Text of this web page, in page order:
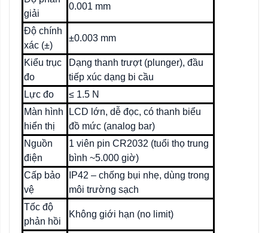
giải
0.001 mm
Độ chính
xác (±)
±0.003 mm
Kiểu trục
đo
Dạng thanh trượt (plunger), đầu
tiếp xúc dạng bi cầu
Lực đo
≤ 1.5 N
Màn hình
hiển thị
LCD lớn, dễ đọc, có thanh biểu
đồ mức (analog bar)
Nguồn
điện
1 viên pin CR2032 (tuổi thọ trung
bình ~5.000 giờ)
Cấp bảo
vệ
IP42 – chống bụi nhẹ, dùng trong
môi trường sạch
Tốc độ
phản hồi
Không giới hạn (no limit)